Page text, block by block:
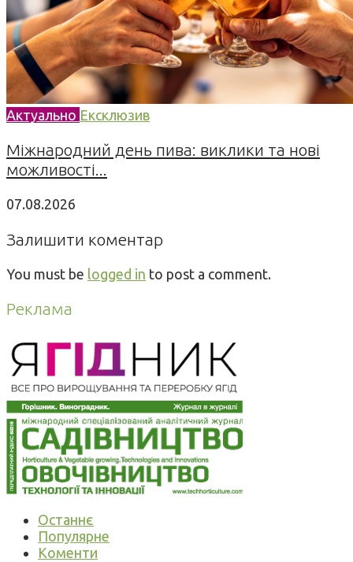
Актуально Ексклюзив
Міжнародний день пива: виклики та нові
можливості...
07.08.2026
Залишити коментар
You must be logged in to post a comment.
Реклама
Останнє
Популярне
Коменти